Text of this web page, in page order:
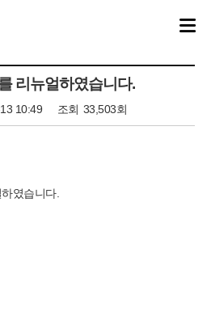
리뉴얼하였습니다.
10:49 조회 33,503회
였습니다.